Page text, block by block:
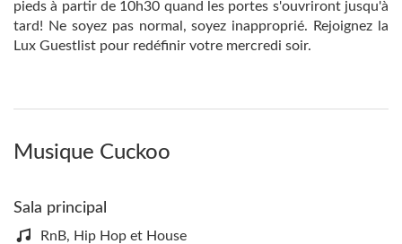
pieds à partir de 10h30 quand les portes s'ouvriront jusqu'à
tard! Ne soyez pas normal, soyez inapproprié. Rejoignez la
Lux Guestlist pour redéfinir votre mercredi soir.
Musique Cuckoo
Sala principal
RnB, Hip Hop et House